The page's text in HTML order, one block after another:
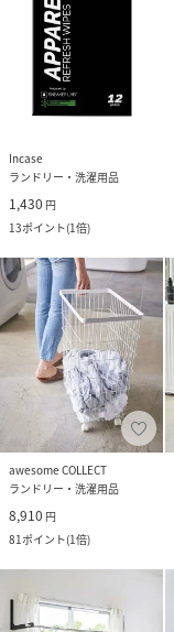
Incase
ランドリー・洗濯用品
1,430 円
13ポイント(1倍)
awesome COLLECT
ランドリー・洗濯用品
8,910 円
81ポイント(1倍)